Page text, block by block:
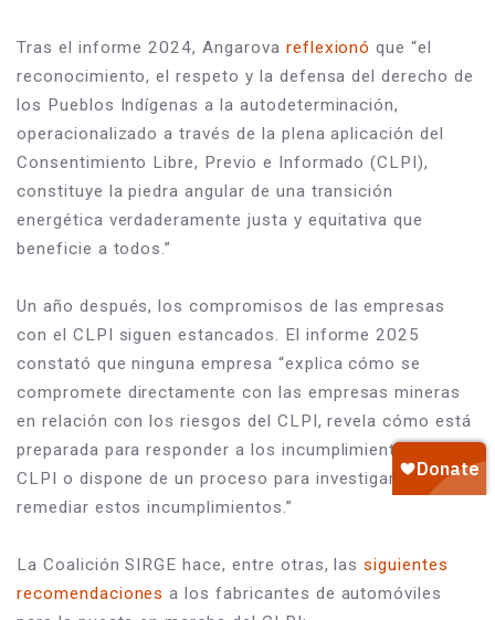
Tras el informe 2024, Angarova reflexionó que “el
reconocimiento, el respeto y la defensa del derecho de
los Pueblos Indígenas a la autodeterminación,
operacionalizado a través de la plena aplicación del
Consentimiento Libre, Previo e Informado (CLPI),
constituye la piedra angular de una transición
energética verdaderamente justa y equitativa que
beneficie a todos.”
Un año después, los compromisos de las empresas
con el CLPI siguen estancados. El informe 2025
constató que ninguna empresa “explica cómo se
compromete directamente con las empresas mineras
en relación con los riesgos del CLPI, revela cómo está
preparada para responder a los incumplimientos del
CLPI o dispone de un proceso para investigar y
remediar estos incumplimientos.”
La Coalición SIRGE hace, entre otras, las siguientes
recomendaciones a los fabricantes de automóviles